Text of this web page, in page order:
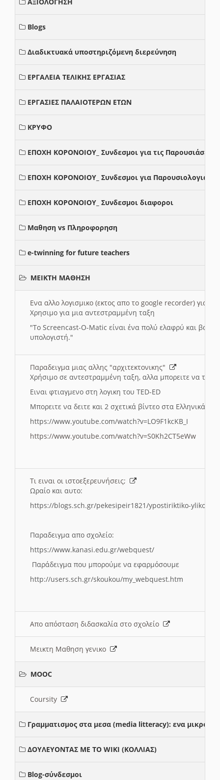
Blogs
Διαδικτυακά υποστηριζόμενη διερεύνηση
ΕΡΓΑΛΕΙΑ ΤΕΛΙΚΗΣ ΕΡΓΑΣΙΑΣ
ΕΡΓΑΣΙΕΣ ΠΑΛΑΙΟΤΕΡΩΝ ΕΤΩΝ
ΚΡΥΦΟ
ΕΠΟΧΗ ΚΟΡΟΝΟΙΟΥ_ Συνδεσμοι για τις Παρουσιάσεις
ΕΠΟΧΗ ΚΟΡΟΝΟΙΟΥ_ Συνδεσμοι για Παρουσιολογια
ΕΠΟΧΗ ΚΟΡΟΝΟΙΟΥ_ Συνδεσμοι διαφοροι
Μαθηση vs Πληροφορηση
e-twinning for future teachers
ΜΕΙΚΤΗ ΜΑΘΗΣΗ
Ενα αλλο λογισμικο (εκτος απο το google recorder) για
Χρησιμο για μια αντεστραμμένη ταξη
"To Screencast-O-Matic είναι ένα πολύ ελαφρύ και
υπολογιστή."
Παραδειγμα μιας αλλης "αρχιτεκτονικης"
Χρήσιμο σε αντεστραμμένη ταξη, αλλα μπορειτε να το
Ειναι φτιαγμενο στη λογικη του TED-ED
Μπορειτε να δειτε και 2 σχετικά βίντεο στα Ελληνικά:
https://www.youtube.com/watch?v=LO9F1kcKB_I
https://www.youtube.com/watch?v=S0Kh2CT5eWw
Τι ειναι οι ιστοεξερευνήσεις;
Ωραίο και αυτο:
https://blogs.sch.gr/pekesipeir1821/ypostiriktiko-yliko/
Παραδειγμα απο σχολείο:
https://www.kanasi.edu.gr/webquest/
Παράδειγμα που μπορούμε να εφαρμόσουμε
http://users.sch.gr/skoukou/my_webquest.htm
Απο απόσταση διδασκαλία στο σχολείο
Μεικτη Μαθηση γενικο
MOOC
Coursity
Γραμματισμος στα μεσα (media litteracy): ενα μικρο
ΔΟΥΛΕΥΟΝΤΑΣ ΜΕ ΤΟ WIKI (ΚΟΛΛΙΑΣ)
Blog-σύνδεσμοι